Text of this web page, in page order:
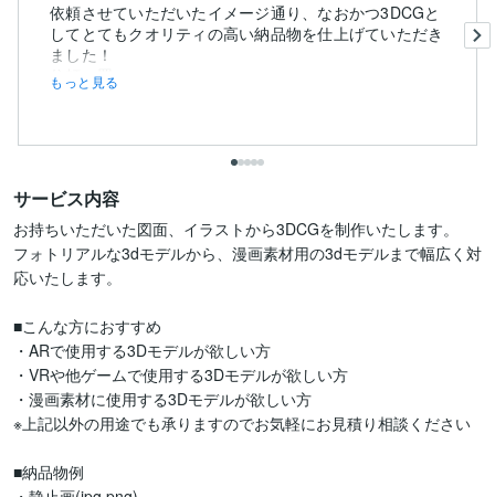
依頼させていただいたイメージ通り、なおかつ3DCGと
してとてもクオリティの高い納品物を仕上げていただき
ました！
信頼の置...
もっと見る
サービス内容
お持ちいただいた図面、イラストから3DCGを制作いたします。
フォトリアルな3dモデルから、漫画素材用の3dモデルまで幅広く対
応いたします。
■こんな方におすすめ
・ARで使用する3Dモデルが欲しい方
・VRや他ゲームで使用する3Dモデルが欲しい方
・漫画素材に使用する3Dモデルが欲しい方
※上記以外の用途でも承りますのでお気軽にお見積り相談ください
■納品物例